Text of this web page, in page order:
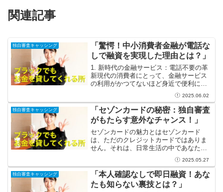
関連記事
独自審査キャッシング
「驚愕！中小消費者金融が電話な
しで融資を実現した理由とは？」
1. 新時代の金融サービス：電話不要の革
新現代の消費者にとって、金融サービス
の利用がかつてないほど身近で便利にな
っています。特に、中小消費者金融が提
供する「電話なしでの融資」は、金融業
界に革命をもたらしています。これまで
多くの人が融資を受け...
2025.06.02
独自審査キャッシング
「セゾンカードの秘密：独自審査
がもたらす意外なチャンス！」
セゾンカードの魅力とはセゾンカード
は、ただのクレジットカードではありま
せん。それは、日常生活の中であなたの
役に立つ多くの特典や利便性を提供す
る、真のパートナーなのです。他のクレ
ジットカードと比べて、その独自な審査
基準によって多様な利用者を受...
2025.05.27
独自審査キャッシング
「本人確認なしで即日融資！あな
たも知らない裏技とは？」